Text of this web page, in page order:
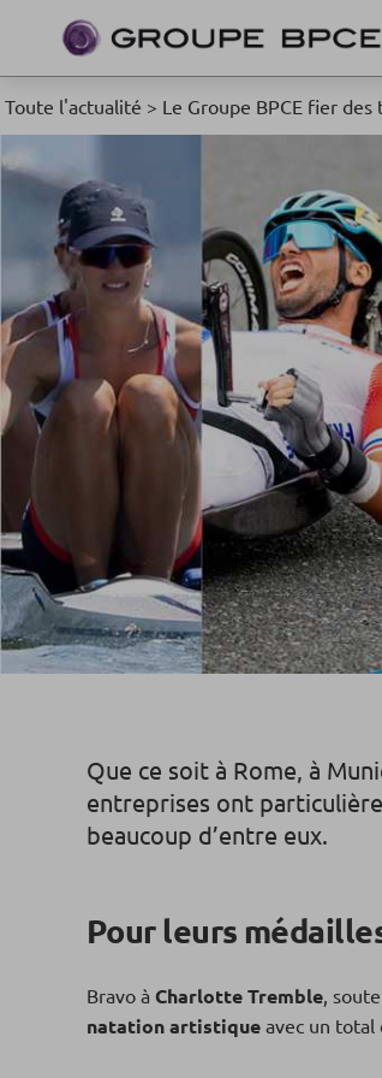
Toute l'actualité >
Que ce soit à Rome, à
entreprises ont
beaucoup d’entre eux.
Pour leurs
Bravo à Charlotte Tremble,
natation artistique avec un total